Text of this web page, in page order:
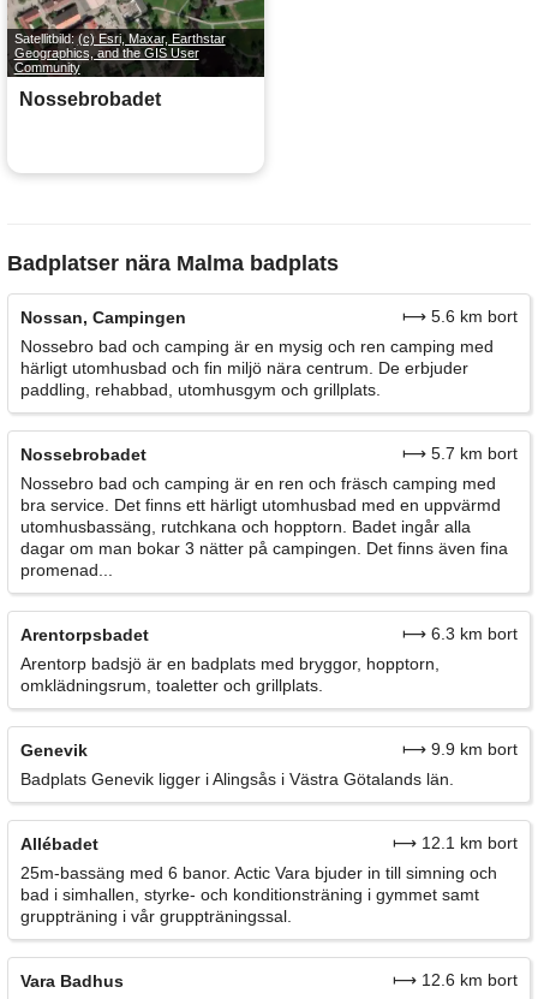
Satellitbild:(c) Esri, Maxar, Earthstar
Geographics, and the GIS User
Community
Nossebrobadet
Badplatser nära Malma badplats
Nossan, Campingen
⟼ 5.6 km bort
Nossebro bad och camping är en mysig och ren camping med
härligt utomhusbad och fin miljö nära centrum. De erbjuder
paddling, rehabbad, utomhusgym och grillplats.
Nossebrobadet
⟼ 5.7 km bort
Nossebro bad och camping är en ren och fräsch camping med
bra service. Det finns ett härligt utomhusbad med en uppvärmd
utomhusbassäng, rutchkana och hopptorn. Badet ingår alla
dagar om man bokar 3 nätter på campingen. Det finns även fina
promenad...
Arentorpsbadet
⟼ 6.3 km bort
Arentorp badsjö är en badplats med bryggor, hopptorn,
omklädningsrum, toaletter och grillplats.
Genevik
⟼ 9.9 km bort
Badplats Genevik ligger i Alingsås i Västra Götalands län.
Allébadet
⟼ 12.1 km bort
25m-bassäng med 6 banor. Actic Vara bjuder in till simning och
bad i simhallen, styrke- och konditionsträning i gymmet samt
gruppträning i vår gruppträningssal.
Vara Badhus
⟼ 12.6 km bort